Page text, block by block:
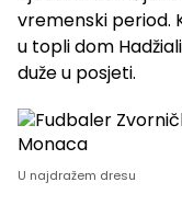
vremenski period.
u topli dom
duže u posjeti.
U najdražem dresu